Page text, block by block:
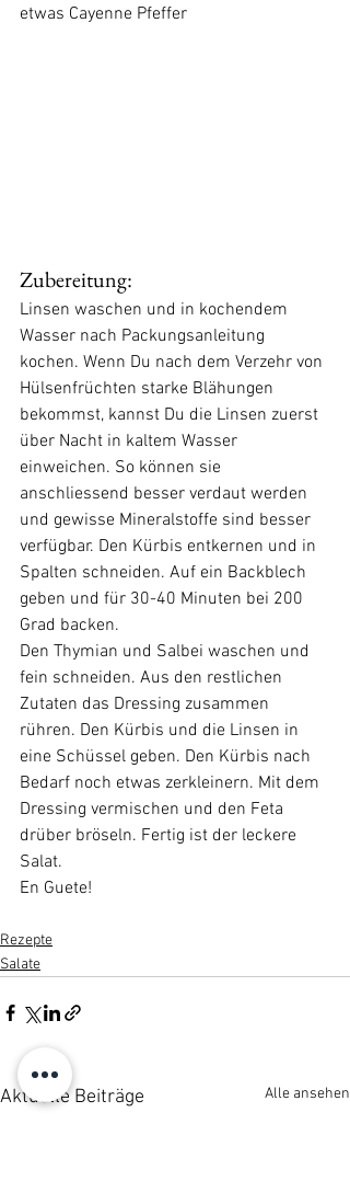
etwas Cayenne Pfeffer
Zubereitung:
Linsen waschen und in kochendem
Wasser nach Packungsanleitung
kochen. Wenn Du nach dem Verzehr von
Hülsenfrüchten starke Blähungen
bekommst, kannst Du die Linsen zuerst
über Nacht in kaltem Wasser
einweichen. So können sie
anschliessend besser verdaut werden
und gewisse Mineralstoffe sind besser
verfügbar. Den Kürbis entkernen und in
Spalten schneiden. Auf ein Backblech
geben und für 30-40 Minuten bei 200
Grad backen.
Den Thymian und Salbei waschen und
fein schneiden. Aus den restlichen
Zutaten das Dressing zusammen
rühren. Den Kürbis und die Linsen in
eine Schüssel geben. Den Kürbis nach
Bedarf noch etwas zerkleinern. Mit dem
Dressing vermischen und den Feta
drüber bröseln. Fertig ist der leckere
Salat.
En Guete!
Rezepte
Salate
Aktuelle Beiträge Alle ansehen